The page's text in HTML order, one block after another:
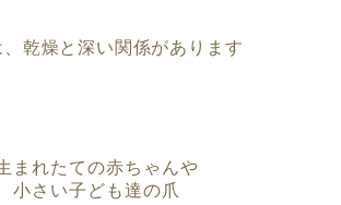
、乾燥と深い関係があります
まれたての赤ちゃんや
小さい子ども達の爪